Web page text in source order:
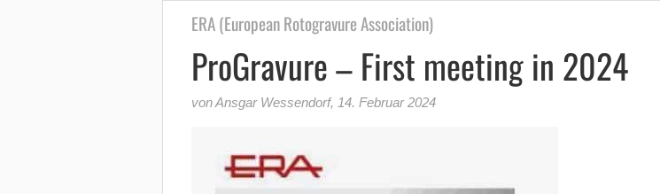
ERA (European Rotogravure Association)
ProGravure – First meeting in 2024
von Ansgar Wessendorf, 14. Februar 2024